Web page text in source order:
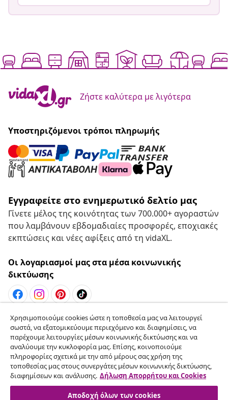
Ζήστε καλύτερα με λιγότερα
Υποστηριζόμενοι τρόποι πληρωμής
Εγγραφείτε στο ενημερωτικό δελτίο μας
Γίνετε μέλος της κοινότητας των 700.000+ αγοραστών
που λαμβάνουν εβδομαδιαίες προσφορές, εποχιακές
εκπτώσεις και νέες αφίξεις από τη vidaXL.
Οι λογαριασμοί μας στα μέσα κοινωνικής
δικτύωσης
Υπαναχώρηση από τη σύμβαση
Υποβάλετε αίτημα υπαναχώρησης για την
παραγγελία σας.
Υπαναχώρηση από τη σύμβαση
Χρησιμοποιούμε cookies ώστε η τοποθεσία μας να λειτουργεί
σωστά, να εξατομικεύουμε περιεχόμενο και διαφημίσεις, να
παρέχουμε λειτουργίες μέσων κοινωνικής δικτύωσης και να
αναλύουμε την κυκλοφορία μας. Επίσης, κοινοποιούμε
πληροφορίες σχετικά με την από μέρους σας χρήση της
τοποθεσίας μας στους συνεργάτες μέσων κοινωνικής δικτύωσης,
διαφημίσεων και ανάλυσης. Δήλωση Απορρήτου και Cookies
Αποδοχή όλων των cookies